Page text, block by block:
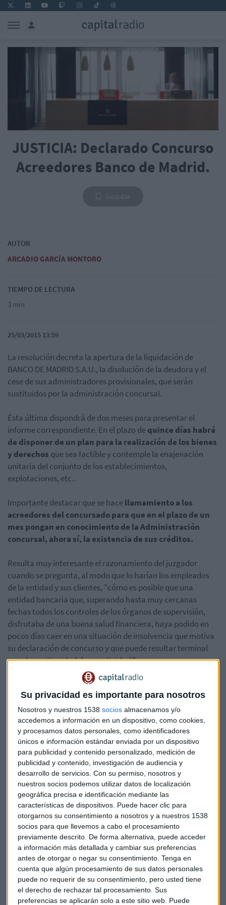
Su privacidad es importante para nosotros
Nosotros y nuestros 1538 socios almacenamos y/o
accedemos a información en un dispositivo, como cookies,
y procesamos datos personales, como identificadores
únicos e información estándar enviada por un dispositivo
para publicidad y contenido personalizado, medición de
publicidad y contenido, investigación de audiencia y
desarrollo de servicios. Con su permiso, nosotros y
nuestros socios podemos utilizar datos de localización
geográfica precisa e identificación mediante las
características de dispositivos. Puede hacer clic para
otorgarnos su consentimiento a nosotros y a nuestros 1538
socios para que llevemos a cabo el procesamiento
previamente descrito. De forma alternativa, puede acceder
a información más detallada y cambiar sus preferencias
antes de otorgar o negar su consentimiento. Tenga en
cuenta que algún procesamiento de sus datos personales
puede no requerir de su consentimiento, pero usted tiene
el derecho de rechazar tal procesamiento. Sus
preferencias se aplicarán solo a este sitio web. Puede
JUSTICIA: Declarado Concurso
Acreedores Banco de Madrid.
AUTOR
ARCADIO GARCÍA MONTORO
TIEMPO DE LECTURA
3 min
25/03/2015 13:59
La resolución decreta la apertura de la liquidación de
BANCO DE MADRID S.A.U., la disolución de la deudora y el
cese de sus administradores provisionales, que serán
sustituidos por la administración concursal.
Ésta última dispondrá de dos meses para presentar el
informe correspondiente. En el plazo dequince días habrá
de disponer de un plan para la realización de los bienes
y derechos que sea factible y contemple la enajenación
unitaria del conjunto de los establecimientos,
explotaciones, etc..
Importante destacar que se hacellamamiento a los
acreedores del concursado para que en el plazo de un
mes pongan en conocimiento de la Administración
concursal, ahora sí, la existencia de sus créditos.
Resulta muy interesante el razonamiento del juzgador
cuando se pregunta, al modo que lo harían los empleados
de la entidad y sus clientes, "cómo es posible que una
entidad bancaria que, superando hasta muy cercanas
fechas todos los controles de los órganos de supervisión,
disfrutaba de una buena salud financiera, haya podido en
pocos días caer en una situación de insolvencia que motiva
su declaración de concurso y que puede resultar terminal
para la continuidad de su actividad."
El Tribunal se responde que la "situación de insolvencia es
absolutamente compatible con la existencia de un balance
saneado si, al propio tiempo, la sociedad carece de liquidez
para atender regularmente sus obligaciones".
Entiende, además, que el entorno de hechos próximos
(intervención del Banco de España, la decisión de dimisión
en bloque del Consejo de Administración, el anuncio del
expediente abierto por parte del SEPLAC y el inicio de
actuaciones por parte del Ministerio Fiscal, con la
correspondiente fuga de depósitos) apuntan al hecho
inevitable de quela entidad, de haber proseguido
operando al mismo ritmo de salida de fondos, se habría
situado en una situación de imposibilidad manifiesta
de continuar cumpliendo regularmente con sus
obligaciones exigibles por falta de liquidez, y en
particular a las peticiones de retirada de depósitos
se habrían seguido produciendo; lo cual se juzga subsumible
en el presupuesto de la insolvencia inminente de la entidad,